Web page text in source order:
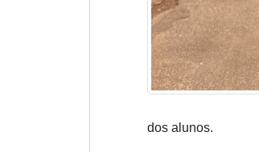
dos alunos.